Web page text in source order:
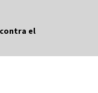
contra el